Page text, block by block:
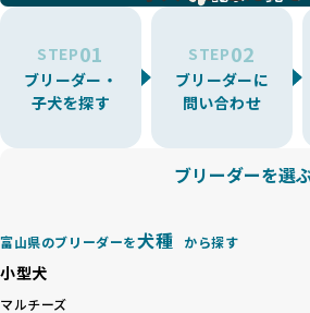
うに大切に飼育・繁殖を行っている「
BreederFamiliesでは、アニマルウェ
えた6つの絶対基準と12の総合基準を設
ことを徹底しています。
BreederFamiliesでは、以下の6項目を
基づいた責任あるブリーディングを確保
さらに、健康管理、社会性の育成、遺伝
の質など、ワンちゃんの心身に配慮した
環境を十分に考慮しない場合がありま
たりストレスを抱えたりするリスクが高
「少数の犬種に集中」の詳細はこちら
すが、無計画な交配には健康リスクが
の特徴を持つことで予測しにくい健康
が高く、診断や治療も複雑化する場合
待する理想と現実が大きく異なることも
健康と性格を次世代に引き継ぐために、
避けます。無計画な交配がもたらすリス
STEP01
ブリーダー・
子犬を探す
STEP02
ブリーダーに
問い合わせ
ブリーダーを選
富山県のブリーダーを犬種 から探す
小型犬
マルチーズ